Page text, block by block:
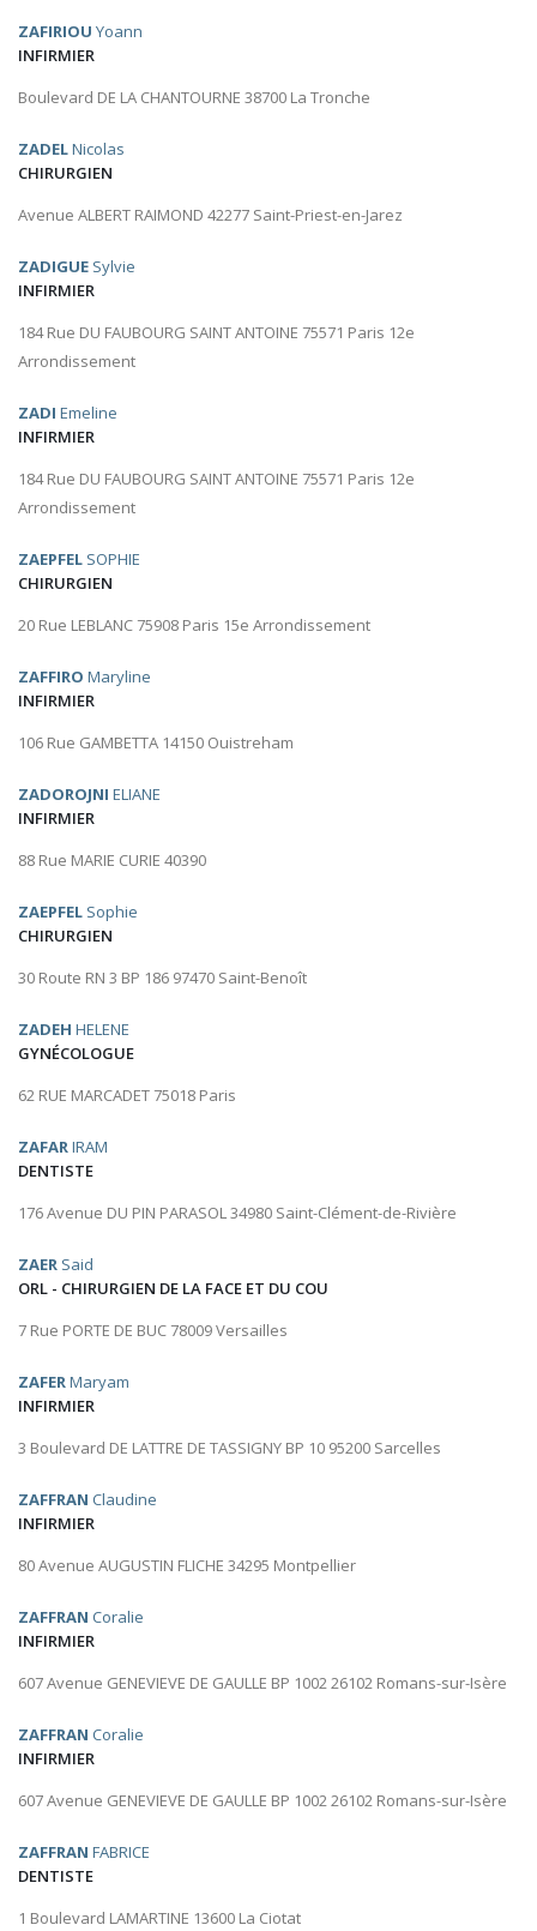
ZAFIRIOU Yoann
INFIRMIER
Boulevard DE LA CHANTOURNE 38700 La Tronche
ZADELNicolas
CHIRURGIEN
Avenue ALBERT RAIMOND 42277 Saint-Priest-en-Jarez
ZADIGUE Sylvie
INFIRMIER
184 Rue DU FAUBOURG SAINT ANTOINE 75571 Paris 12e
Arrondissement
ZADI Emeline
INFIRMIER
184 Rue DU FAUBOURG SAINT ANTOINE 75571 Paris 12e
Arrondissement
ZAEPFEL SOPHIE
CHIRURGIEN
20 Rue LEBLANC 75908 Paris 15e Arrondissement
ZAFFIRO Maryline
INFIRMIER
106 Rue GAMBETTA 14150 Ouistreham
ZADOROJNI ELIANE
INFIRMIER
88 Rue MARIE CURIE 40390
ZAEPFEL Sophie
CHIRURGIEN
30 Route RN 3 BP 186 97470 Saint-Benoît
ZADEH HELENE
GYNÉCOLOGUE
62 RUE MARCADET 75018 Paris
ZAFARIRAM
DENTISTE
176 Avenue DU PIN PARASOL 34980 Saint-Clément-de-Rivière
ZAER Said
ORL - CHIRURGIEN DE LA FACE ET DU COU
7 Rue PORTE DE BUC 78009 Versailles
ZAFERMaryam
INFIRMIER
3 Boulevard DE LATTRE DE TASSIGNY BP 10 95200 Sarcelles
ZAFFRAN Claudine
INFIRMIER
80 Avenue AUGUSTIN FLICHE 34295 Montpellier
ZAFFRAN Coralie
INFIRMIER
607 Avenue GENEVIEVE DE GAULLE BP 1002 26102 Romans-sur-Isère
ZAFFRAN Coralie
INFIRMIER
607 Avenue GENEVIEVE DE GAULLE BP 1002 26102 Romans-sur-Isère
ZAFFRAN FABRICE
DENTISTE
1 Boulevard LAMARTINE 13600 La Ciotat